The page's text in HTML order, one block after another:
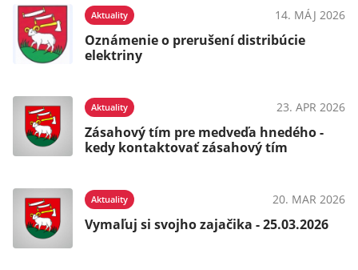
Aktuality 14. MÁJ 2026
Oznámenie o prerušení distribúcie
elektriny
Aktuality 23. APR 2026
Zásahový tím pre medveďa hnedého -
kedy kontaktovať zásahový tím
Aktuality 20. MAR 2026
Vymaľuj si svojho zajačika - 25.03.2026